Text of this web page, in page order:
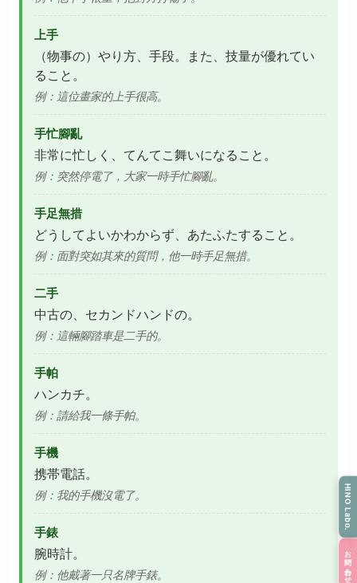
上手
（物事の）やり方、手段。また、技量が優れてい
ること。
例：這位畫家的上手很高。
手忙腳亂
非常に忙しく、てんてこ舞いになること。
例：突然停電了，大家一時手忙腳亂。
手足無措
どうしてよいかわからず、あたふたすること。
例：面對突如其來的質問，他一時手足無措。
二手
中古の、セカンドハンドの。
例：這輛腳踏車是二手的。
手帕
ハンカチ。
例：請給我一條手帕。
手機
携帯電話。
例：我的手機沒電了。
手錶
腕時計。
例：他戴著一只名牌手錶。
HINO Labo.
お問い合わせ